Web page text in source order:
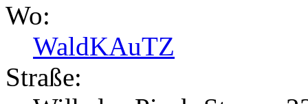
Wo:
WaldKAuTZ
Straße: